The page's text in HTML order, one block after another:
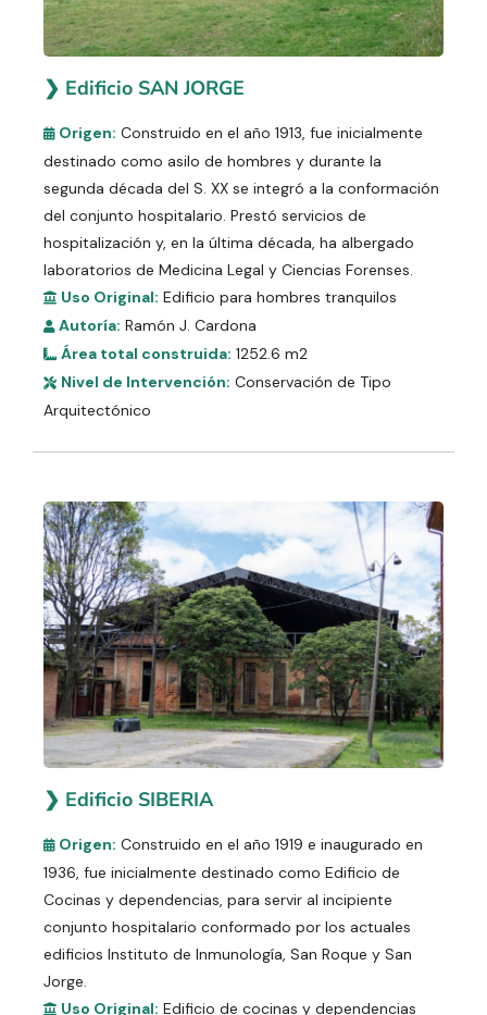
❯ Edificio SAN JORGE
Origen: Construido en el año 1913, fue inicialmente
destinado como asilo de hombres y durante la
segunda década del S. XX se integró a la conformación
del conjunto hospitalario. Prestó servicios de
hospitalización y, en la última década, ha albergado
laboratorios de Medicina Legal y Ciencias Forenses.
Uso Original: Edificio para hombres tranquilos
Autoría: Ramón J. Cardona
Área total construida: 1252.6 m2
Nivel de Intervención: Conservación de Tipo
Arquitectónico
❯ Edificio SIBERIA
Origen: Construido en el año 1919 e inaugurado en
1936, fue inicialmente destinado como Edificio de
Cocinas y dependencias, para servir al incipiente
conjunto hospitalario conformado por los actuales
edificios Instituto de Inmunología, San Roque y San
Jorge.
Uso Original: Edificio de cocinas y dependencias